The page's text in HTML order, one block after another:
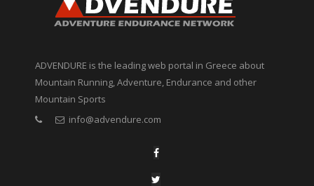
ADVENDURE is the leading web portal in Greece about
Mountain Running, Adventure, Endurance and other
Mountain Sports
info@advendure.com